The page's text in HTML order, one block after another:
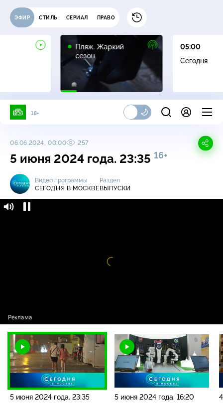
ЭФИР СТИЛЬ СЕРИАЛ ПРАВО
Пляж. Жаркий
сезон
16+
05:00
Сегодня
18+
06.06.2024, 00:00 257
5 июня 2024 года. 23:35 16+
Видео программы
СЕГОДНЯ В МОСКВЕ
Раздел
ВЫПУСКИ
5 июня 2024 года. 23:35 5 июня 2024 года. 16:20